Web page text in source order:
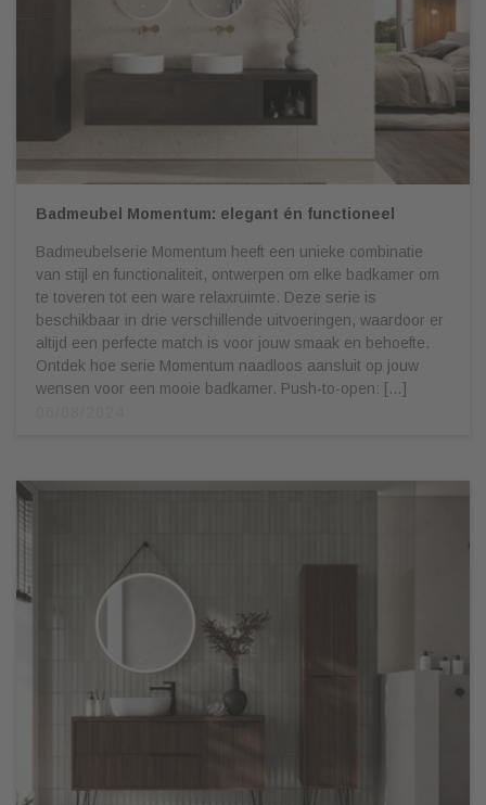
Badmeubel Momentum: elegant én functioneel
Badmeubelserie Momentum heeft een unieke combinatie
van stijl en functionaliteit, ontwerpen om elke badkamer om
te toveren tot een ware relaxruimte. Deze serie is
beschikbaar in drie verschillende uitvoeringen, waardoor er
altijd een perfecte match is voor jouw smaak en behoefte.
Ontdek hoe serie Momentum naadloos aansluit op jouw
wensen voor een mooie badkamer. Push-to-open: […]